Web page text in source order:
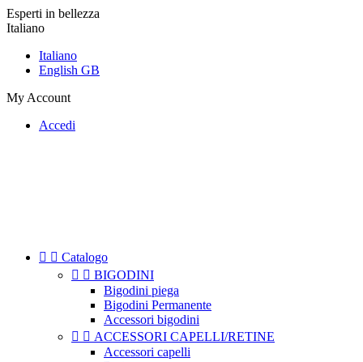
Esperti in bellezza
Italiano
Italiano
English GB
My Account
Accedi
  Catalogo
  BIGODINI
Bigodini piega
Bigodini Permanente
Accessori bigodini
  ACCESSORI CAPELLI/RETINE
Accessori capelli